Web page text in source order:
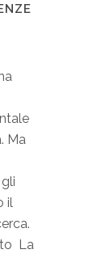
Ma
il
La